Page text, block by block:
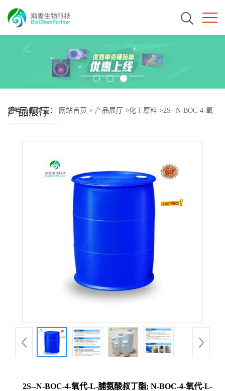
产品展厅
您当前的位置： 网站首页 > 产品展厅 >化工原料 >2S--N-BOC-4-氧
2S--N-BOC-4-氧代-L-脯氨酸叔丁酯; N-BOC-4-氧代-L-